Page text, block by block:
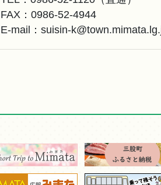
FAX： 0986-52-4944
E-mail： suisin-